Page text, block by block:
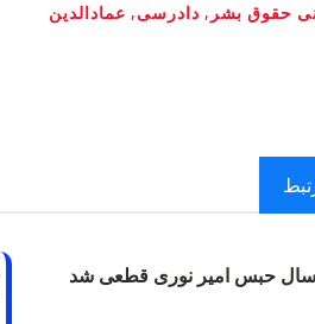
حقوق بشر , دادرسی, عمادالدین
حبس امیر نوری قطعی شد